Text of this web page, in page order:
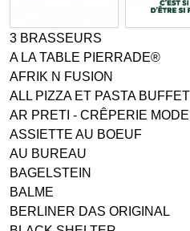
3 BRASSEURS
A LA TABLE PIERRADE®
AFRIK N FUSION
ALL PIZZA ET PASTA BUFFET
AR PRETI - CRÊPERIE
ASSIETTE AU BOEUF
AU BUREAU
BAGELSTEIN
BALME
BERLINER DAS ORIGINAL